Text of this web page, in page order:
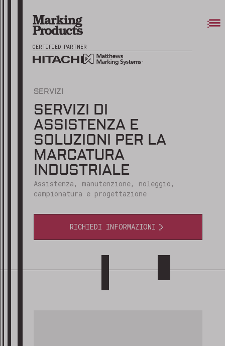
CERTIFIED PARTNER
SERVIZI
SERVIZI DI
ASSISTENZA E
SOLUZIONI PER LA
MARCATURA
INDUSTRIALE
Assistenza, manutenzione, noleggio,
campionatura e progettazione
RICHIEDI INFORMAZIONI